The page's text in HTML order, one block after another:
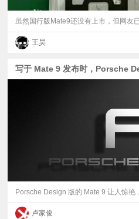
虽然国行版Mate9还没有上市，但网友
王昊
写于 Mate 9 发布时，Porsche
Porsche Design 版的 Mate 9 让人惊艳
卢家俊